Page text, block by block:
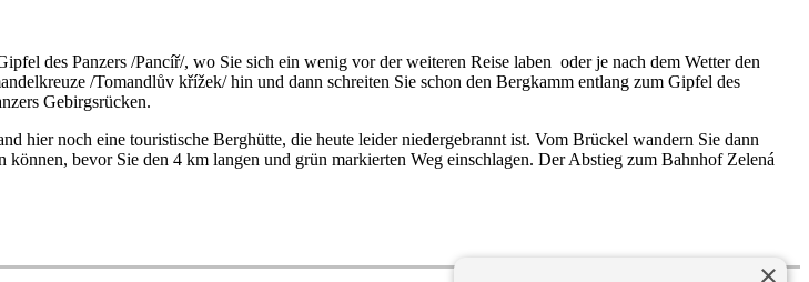
des Panzers /Pancíř/, wo Sie sich ein wenig vor der weiteren Reise laben oder je nach dem Wetter den
/Tomandlův křížek/ hin und dann schreiten Sie schon den Bergkamm entlang zum Gipfel des
Gebirgsrücken.
hier noch eine touristische Berghütte, die heute leider niedergebrannt ist. Vom Brückel wandern Sie dann
bevor Sie den 4 km langen und grün markierten Weg einschlagen. Der Abstieg zum Bahnhof Zelená